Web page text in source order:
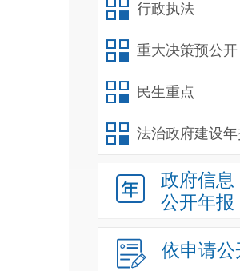
行政执法
重大决策预公开
民生重点
法治政府建设年
政府信息
公开年报
依申请公